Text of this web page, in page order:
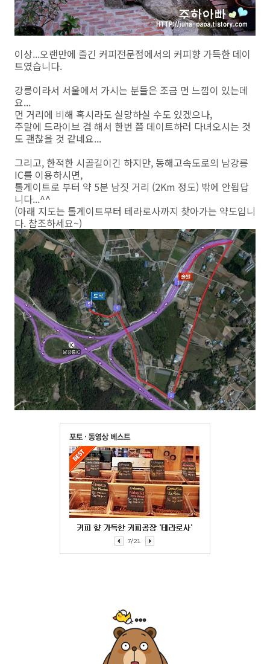
이상...오랜만에 즐긴 커피전문점에서의 커피향 가득한 데이
트였습니다.
강릉이라서 서울에서 가시는 분들은 조금 먼 느낌이 있는데
요...
먼 거리에 비해 혹시라도 실망하실 수도 있겠으나,
주말에 드라이브 겸 해서 한번 쯤 데이트하러 다녀오시는 것
도 괜찮을 것 같네요...
그리고, 한적한 시골길이긴 하지만, 동해고속도로의 남강릉
IC를 이용하시면,
톨게이트로 부터 약 5분 남짓 거리 (2Km 정도) 밖에 안됩답
니다...^^
(아래 지도는 톨게이트부터 테라로사까지 찾아가는 약도입니
다. 참조하세요~)